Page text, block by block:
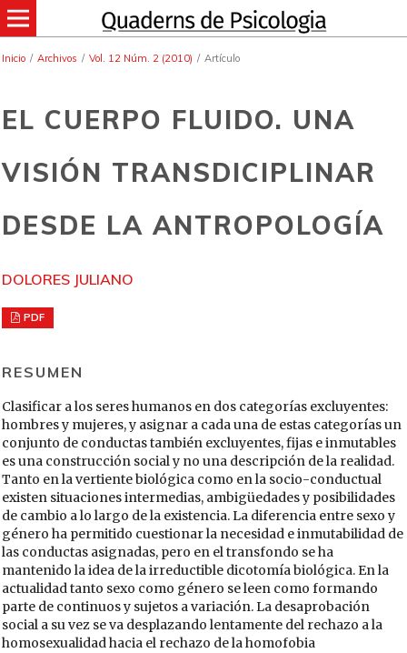
Inicio / Archivos / Vol. 12 Núm. 2 (2010) / Artículo
EL CUERPO FLUIDO. UNA
VISIÓN TRANSDICIPLINAR
DESDE LA ANTROPOLOGÍA
DOLORES JULIANO
PDF
RESUMEN
Clasificar a los seres humanos en dos categorías excluyentes:
hombres y mujeres, y asignar a cada una de estas categorías un
conjunto de conductas también excluyentes, fijas e inmutables
es una construcción social y no una descripción de la realidad.
Tanto en la vertiente biológica como en la socio-conductual
existen situaciones intermedias, ambigüedades y posibilidades
de cambio a lo largo de la existencia. La diferencia entre sexo y
género ha permitido cuestionar la necesidad e inmutabilidad de
las conductas asignadas, pero en el transfondo se ha
mantenido la idea de la irreductible dicotomía biológica. En la
actualidad tanto sexo como género se leen como formando
parte de continuos y sujetos a variación. La desaprobación
social a su vez se va desplazando lentamente del rechazo a la
homosexualidad hacia el rechazo de la homofobia